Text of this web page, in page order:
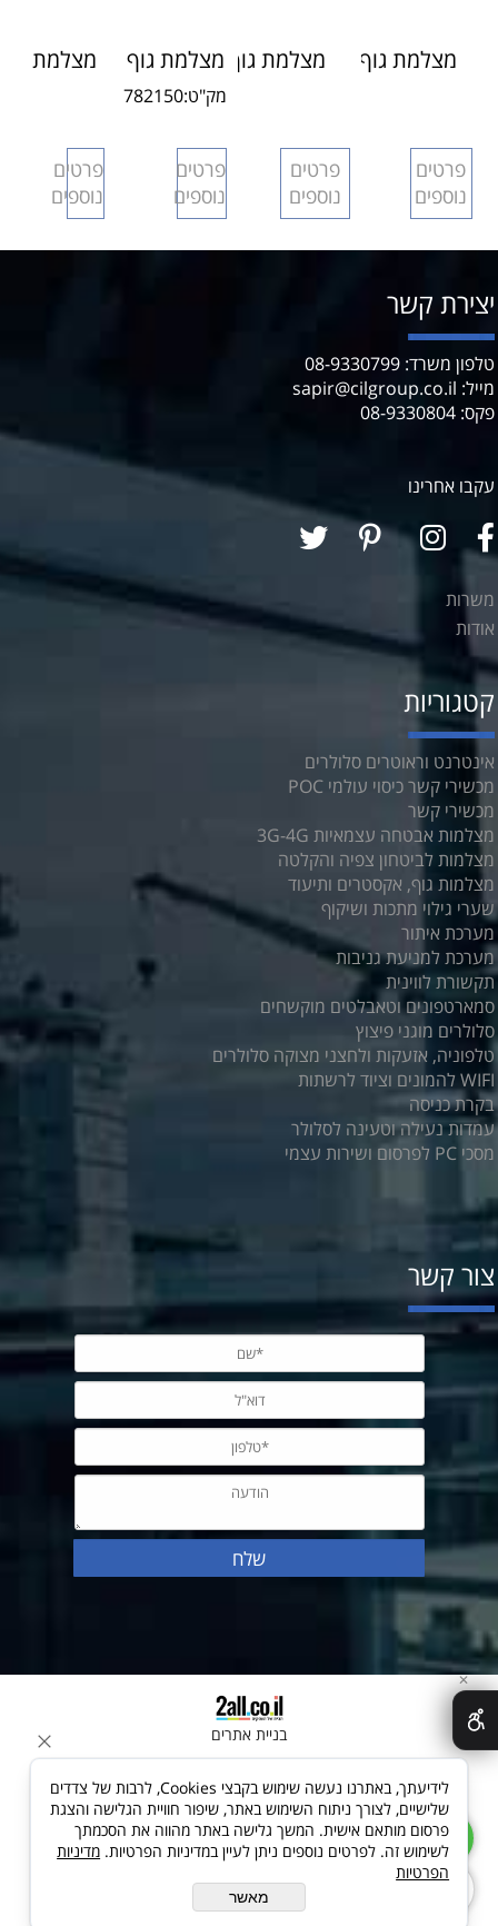
מצלמת גוף
10 Basic
packפרטים
נוספים
מצלמת גוף
11 PRO
EXECUTIVE
PACK
פרטים
נוספים
מצלמת גוף
מקצועית
פקח
מק"ט:782150
פרטים
נוספים
מצלמת
פקח סייר
כבאי
פרטים
נוספים
יצירת קשר
טלפון משרד: 08-9330799
מייל: sapir@cilgroup.co.il
פקס: 08-9330804
עקבו אחרינו
משרות
אודות
קטגוריות
אינטרנט וראוטרים סלולרים
מכשירי קשר כיסוי עולמי POC
מכשירי קשר
מצלמות אבטחה עצמאיות 3G-4G
מצלמות לביטחון צפיה והקלטה
מצלמות גוף, אקסטרים ותיעוד
שערי גילוי מתכות ושיקוף
מערכת איתור
מערכת למניעת גניבות
תקשורת לווינית
סמארטפונים וטאבלטים מוקשחים
סלולרים מוגני פיצוץ
טלפוניה, אזעקות ולחצני מצוקה סלולרים
WIFI להמונים וציוד לרשתות
בקרת כניסה
עמדות נעילה וטעינה לסלולר
מסכי PC לפרסום ושירות עצמי
צור קשר
בניית אתרים
✕
לידיעתך, באתרנו נעשה שימוש בקבצי Cookies, לרבות של צדדים
שלישיים, לצורך ניתוח השימוש באתר, שיפור חוויית הגלישה והצגת
פרסום מותאם אישית. המשך גלישה באתר מהווה את הסכמתך
לשימוש זה. לפרטים נוספים ניתן לעיין במדיניות הפרטיות. מדיניות
הפרטיות
מאשר